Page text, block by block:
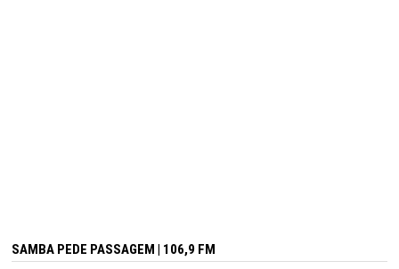
SAMBA PEDE PASSAGEM | 106,9 FM